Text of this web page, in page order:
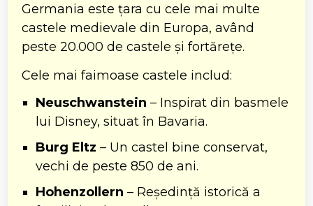
Germania este țara cu cele mai multe
castele medievale din Europa, având
peste 20.000 de castele și fortărețe.
Cele mai faimoase castele includ:
Neuschwanstein – Inspirat din basmele
lui Disney, situat în Bavaria.
Burg Eltz – Un castel bine conservat,
vechi de peste 850 de ani.
Hohenzollern – Reședință istorică a